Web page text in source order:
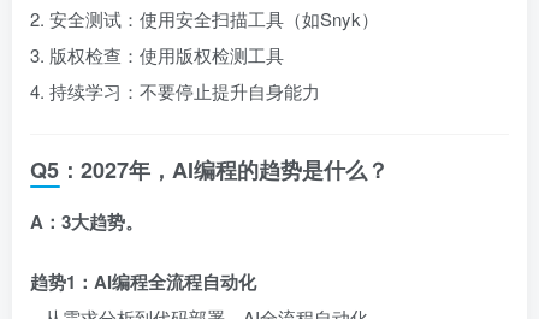
2. 安全测试：使用安全扫描工具（如Snyk）
3. 版权检查：使用版权检测工具
4. 持续学习：不要停止提升自身能力
Q5：2027年，AI编程的趋势是什么？
A：3大趋势。
趋势1：AI编程全流程自动化